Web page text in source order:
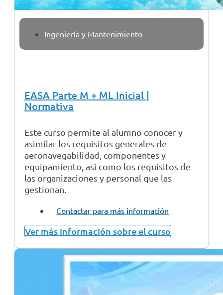
Ingeniería y Mantenimiento
EASA Parte M + ML Inicial |
Normativa
Este curso permite al alumno conocer y
asimilar los requisitos generales de
aeronavegabilidad, componentes y
equipamiento, así como los requisitos de
las organizaciones y personal que las
gestionan.
Contactar para más información
Ver más información sobre el curso